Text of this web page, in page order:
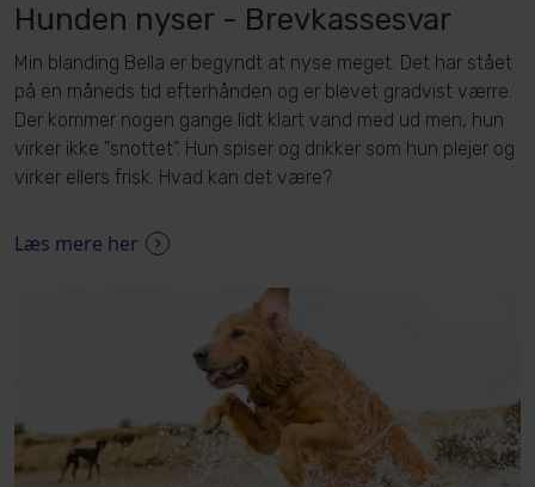
Hunden nyser - Brevkassesvar
Min blanding Bella er begyndt at nyse meget. Det har stået
på en måneds tid efterhånden og er blevet gradvist værre.
Der kommer nogen gange lidt klart vand med ud men, hun
virker ikke "snottet". Hun spiser og drikker som hun plejer og
virker ellers frisk. Hvad kan det være?
Læs mere her